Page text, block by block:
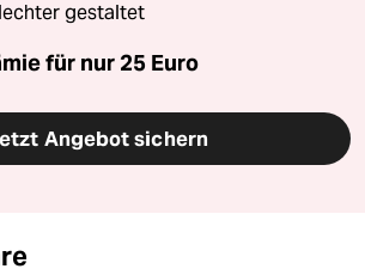
gestaltet
für nur 25 Euro
Angebot sichern